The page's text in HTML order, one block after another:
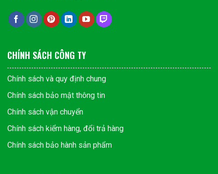
CHÍNH SÁCH CÔNG TY
Chính sách và quy định chung
Chính sách bảo mật thông tin
Chính sách vận chuyển
Chính sách kiểm hàng, đổi trả hàng
Chính sách bảo hành sản phẩm